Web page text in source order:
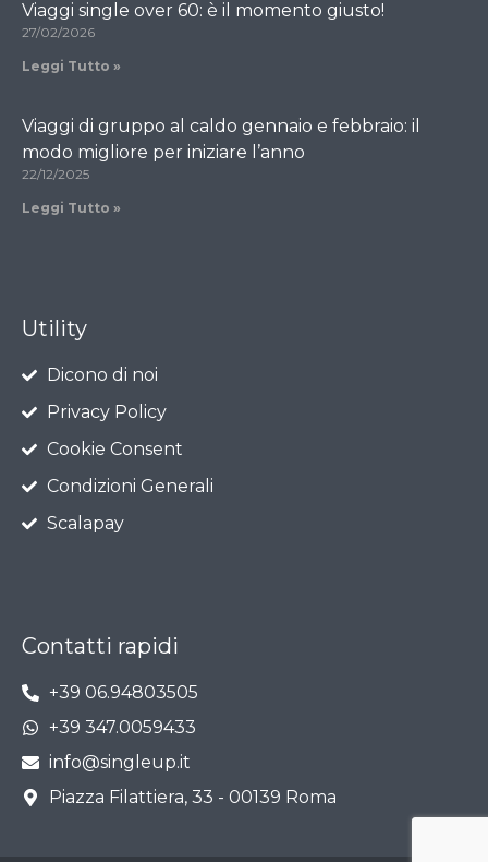
Viaggi single over 60: è il momento giusto!
27/02/2026
Leggi Tutto »
Viaggi di gruppo al caldo gennaio e febbraio: il
modo migliore per iniziare l’anno
22/12/2025
Leggi Tutto »
Utility
Dicono di noi
Privacy Policy
Cookie Consent
Condizioni Generali
Scalapay
Contatti rapidi
+39 06.94803505
+39 347.0059433
info@singleup.it
Piazza Filattiera, 33 - 00139 Roma